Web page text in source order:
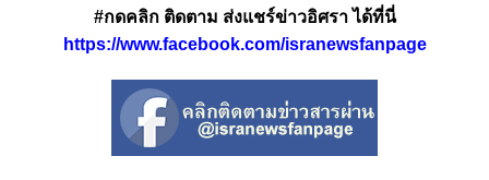
#กดคลิก ติดตาม ส่งแชร์ข่าวอิศรา ได้ที่นี่
https://www.facebook.com/isranewsfanpage